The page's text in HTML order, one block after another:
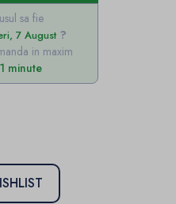
sa fie
7 August
in maxim
minute